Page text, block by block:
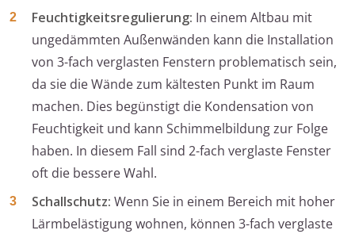
Feuchtigkeitsregulierung: In einem Altbau mit
ungedämmten Außenwänden kann die Installation
von 3-fach verglasten Fenstern problematisch sein,
da sie die Wände zum kältesten Punkt im Raum
machen. Dies begünstigt die Kondensation von
Feuchtigkeit und kann Schimmelbildung zur Folge
haben. In diesem Fall sind 2-fach verglaste Fenster
oft die bessere Wahl.
Schallschutz: Wenn Sie in einem Bereich mit hoher
Lärmbelästigung wohnen, können 3-fach verglaste